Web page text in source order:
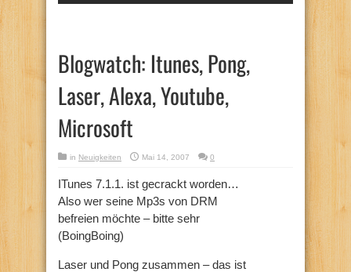
Blogwatch: Itunes, Pong,
Laser, Alexa, Youtube,
Microsoft
in Neuigkeiten Mai 14, 2007 0
ITunes 7.1.1. ist gecrackt worden…
Also wer seine Mp3s von DRM
befreien möchte – bitte sehr
(BoingBoing)
Laser und Pong zusammen – das ist